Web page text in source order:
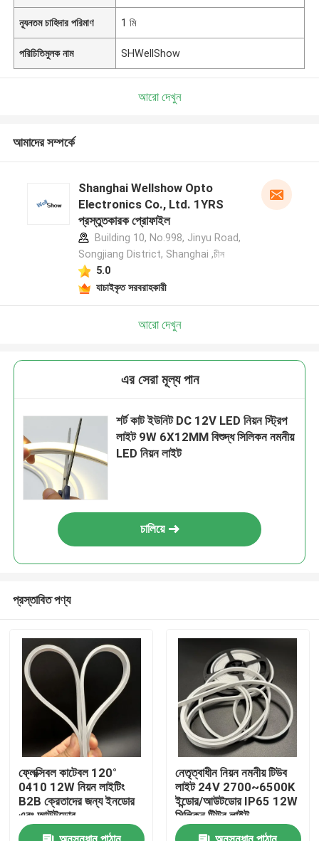
ন্যূনতম চাহিদার পরিমাণ 1 মি
পরিচিতিমুলক নাম SHWellShow
আরো দেখুন
আমাদের সম্পর্কে
Shanghai Wellshow Opto
Electronics Co., Ltd. 1YRS
প্রস্তুতকারক প্রোফাইল
Building 10, No.998, Jinyu Road,
Songjiang District, Shanghai ,চীন
5.0
যাচাইকৃত সরবরাহকারী
আরো দেখুন
এর সেরা মূল্য পান
শর্ট কাট ইউনিট DC 12V LED নিয়ন স্ট্রিপ
লাইট 9W 6X12MM বিশুদ্ধ সিলিকন নমনীয়
LED নিয়ন লাইট
চালিয়ে
প্রস্তাবিত পণ্য
ফ্লেক্সিবল কাটেবল 120°
0410 12W নিয়ন লাইটিং
B2B ক্রেতাদের জন্য ইনডোর
এবং আউটডোর
নেতৃত্বাধীন নিয়ন নমনীয় টিউব
লাইট 24V 2700~6500K
ইন্ডোর/আউটডোর IP65 12W
সিলিকন টিউব লাইট